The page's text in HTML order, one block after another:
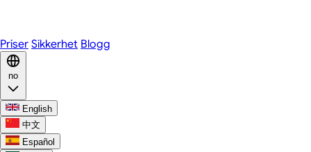
Priser Sikkerhet Blogg
no
English
中文
Español